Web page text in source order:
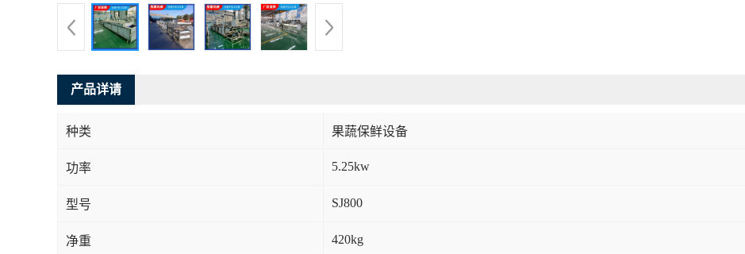
产品详请
种类 果蔬保鲜设备
功率 5.25kw
型号 SJ800
净重 420kg